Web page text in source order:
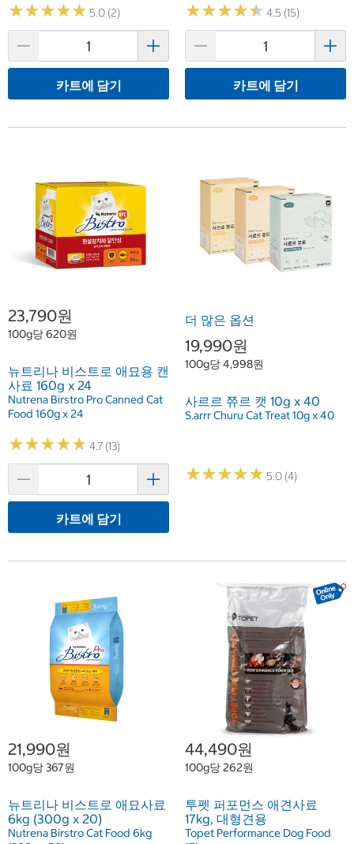
★★★★★
★★★★★ 5.0 (2)
카트에 담기
★★★★★
★★★★★ 4.5 (15)
카트에 담기
23,790원
100g당 620원
뉴트리나 비스트로 애묘용 캔
사료 160g x 24
Nutrena Birstro Pro Canned Cat
Food 160g x 24
★★★★★
★★★★★ 4.7 (13)
카트에 담기
더 많은 옵션
19,990원
100g당 4,998원
사르르 쮸르 캣 10g x 40
S.arrr Churu Cat Treat 10g x 40
★★★★★
★★★★★ 5.0 (4)
21,990원
100g당 367원
뉴트리나 비스트로 애묘사료
6kg (300g x 20)
Nutrena Birstro Cat Food 6kg
44,490원
100g당 262원
투펫 퍼포먼스 애견사료
17kg, 대형견용
Topet Performance Dog Food